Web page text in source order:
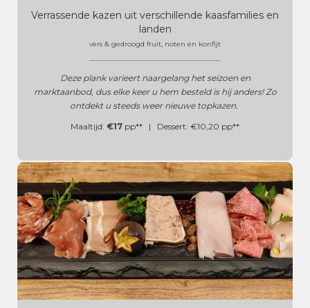
Verrassende kazen uit verschillende kaasfamilies en
landen
vers & gedroogd fruit, noten en konfijt
Deze plank varieert naargelang het seizoen en
marktaanbod, dus elke keer u hem besteld is hij anders! Zo
ontdekt u steeds weer nieuwe topkazen.
Maaltijd: €17 pp** | Dessert: €10,20 pp**